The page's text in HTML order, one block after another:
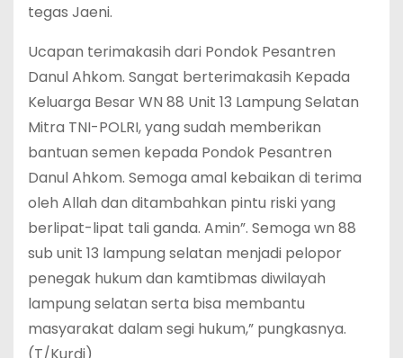
tegas Jaeni.
Ucapan terimakasih dari Pondok Pesantren
Danul Ahkom. Sangat berterimakasih Kepada
Keluarga Besar WN 88 Unit 13 Lampung Selatan
Mitra TNI-POLRI, yang sudah memberikan
bantuan semen kepada Pondok Pesantren
Danul Ahkom. Semoga amal kebaikan di terima
oleh Allah dan ditambahkan pintu riski yang
berlipat-lipat tali ganda. Amin”. Semoga wn 88
sub unit 13 lampung selatan menjadi pelopor
penegak hukum dan kamtibmas diwilayah
lampung selatan serta bisa membantu
masyarakat dalam segi hukum,” pungkasnya.
(T/Kurdi)